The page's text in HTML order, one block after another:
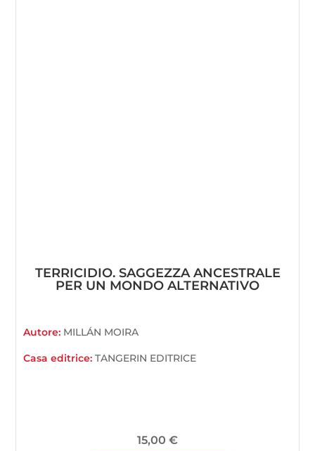
TERRICIDIO. SAGGEZZA ANCESTRALE
PER UN MONDO ALTERNATIVO
Autore: MILLÁN MOIRA
Casa editrice:TANGERIN EDITRICE
15,00 €